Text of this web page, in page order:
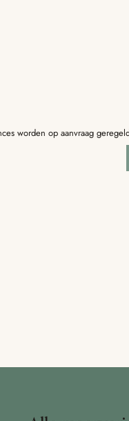
worden op aanvraag